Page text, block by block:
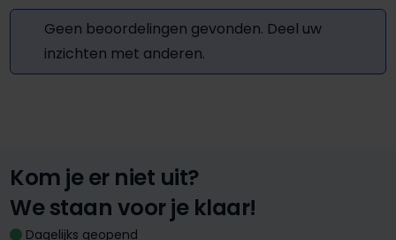
Geen beoordelingen gevonden. Deel uw
inzichten met anderen.
Kom je er niet uit?
We staan voor je klaar!
Dagelijks geopend